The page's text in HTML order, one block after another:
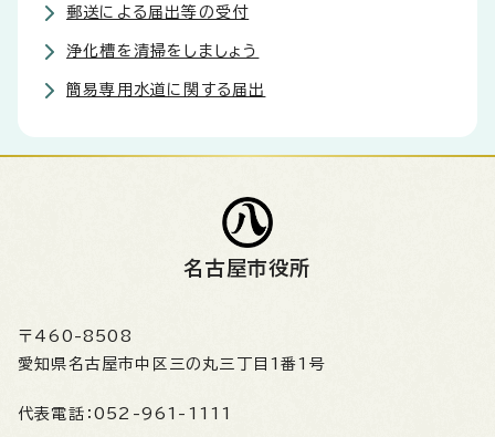
郵送による届出等の受付
浄化槽を清掃をしましょう
簡易専用水道に関する届出
名古屋市役所
〒460-8508
愛知県名古屋市中区三の丸三丁目1番1号
代表電話： 052-961-1111